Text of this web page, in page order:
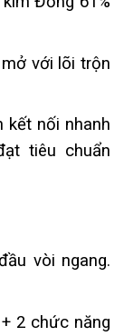
với lõi trộn
kết nối nhanh
tiêu chuẩn
vòi ngang.
2 chức năng